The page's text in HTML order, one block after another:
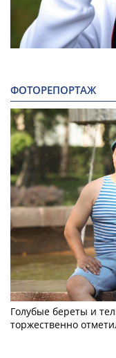
ФОТОРЕПОРТАЖ
Голубые береты и
торжественно